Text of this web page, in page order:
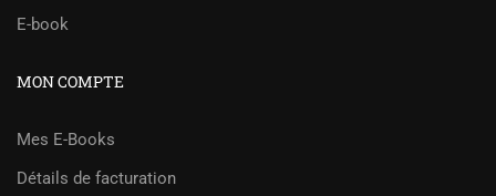
E-book
MON COMPTE
Mes E-Books
Détails de facturation